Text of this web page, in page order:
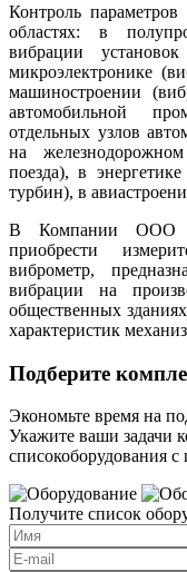
Контроль
областях: в
вибрации
микроэлектронике
машиностроении
автомобильной
отдельных узлов
на
поезда), в
турбин), в
В Компании ООО
приобрести
виброметр,
вибрации на
общественных
характеристик
Подберите
Экономьте время на
Укажите ваши задачи
списокоборудования
Получите список